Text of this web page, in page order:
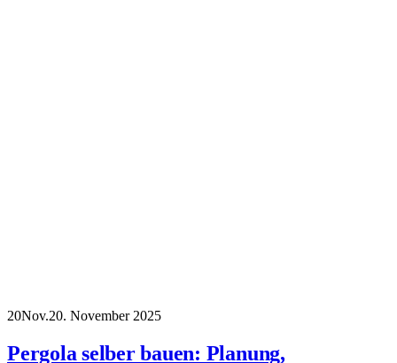
20Nov.20. November 2025
Pergola selber bauen: Planung,